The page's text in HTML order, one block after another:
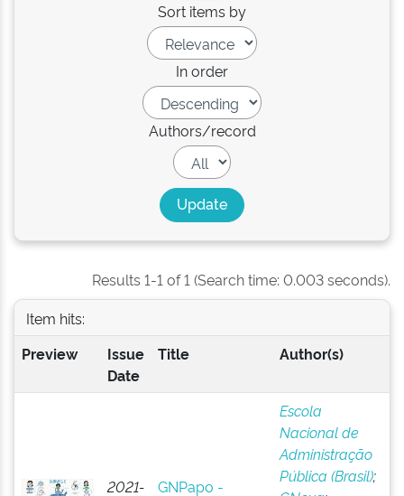
Sort items by
In order
Authors/record
Results 1-1 of 1 (Search time: 0.003 seconds).
Item hits:
Preview
Issue
Date
Title Author(s)
2021-
GNPapo -
Escola
Nacional de
Administração
Pública (Brasil);